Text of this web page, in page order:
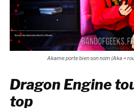
Akame porte bien son nom (Aka =
Dragon Engine
top